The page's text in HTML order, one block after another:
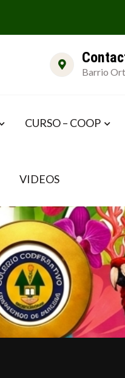
Barrio
CURSO – COOP
VIDEOS